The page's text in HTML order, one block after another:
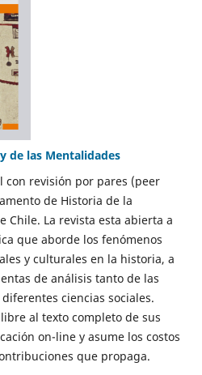
de las Mentalidades
con revisión por pares (peer
de Historia de la
Chile. La revista esta abierta a
que aborde los fenómenos
y culturales en la historia, a
de análisis tanto de las
ciencias sociales.
al texto completo de sus
on-line y asume los costos
que propaga.